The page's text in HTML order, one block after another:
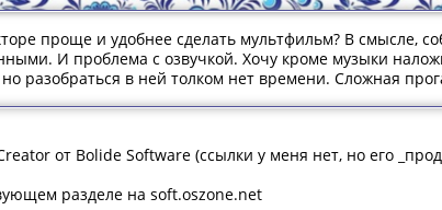
проще и удобнее сделать мультфильм? В смысле,
И проблема с озвучкой. Хочу кроме музыки
разобраться в ней толком нет времени. Сложная
от Bolide Software (ссылки у меня нет, но его
разделе на soft.oszone.net